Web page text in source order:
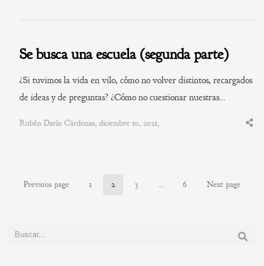
Se busca una escuela (segunda parte)
¿Si tuvimos la vida en vilo, cómo no volver distintos, recargados
de ideas y de preguntas? ¿Cómo no cuestionar nuestras…
Rubén Darío Cárdenas, diciembre 10, 2021,
Previous page Page
1 Page
2 Page
3 … Page
6 Next page
Buscar: